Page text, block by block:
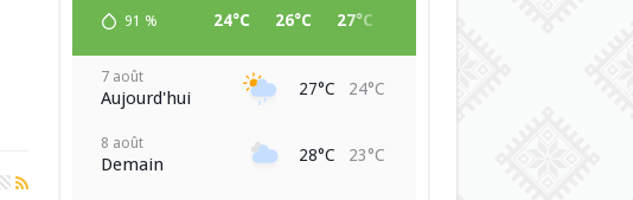
91 % 24°C 26°C 27°C
7 août
Aujourd'hui 27°C 24°C
8 août
Demain 28°C 23°C